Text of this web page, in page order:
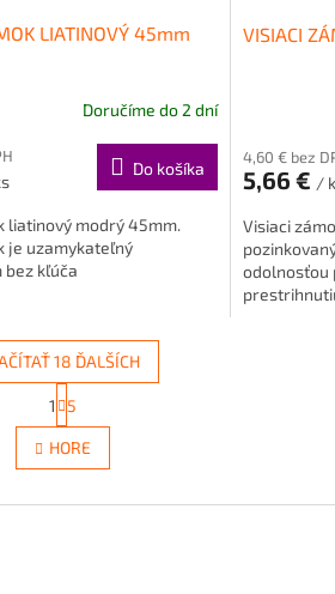
LIATINOVÝ 45mm
Doručíme do 2 dní
Do košíka
liatinový modrý 45mm.
je uzamykateľný
bez kľúča
VISIACI
4,60 € bez
5,66 € /
Visiaci
odolnosťou
O
v
l
d
18 ĎALŠÍCH
S
t
r
á
n
1 5
HORE